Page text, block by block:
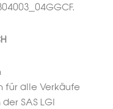
für alle Verkäufe
SAS LGI